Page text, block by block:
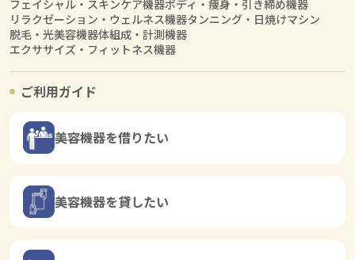
フェイシャル・スキンケア機器ボディ・痩身・引き締め機器
リラクゼーション・ウェルネス機器タンニング・日焼けマシン
脱毛・光美容機器体組成・計測機器
エクササイズ・フィットネス機器
ご利用ガイド
美容機器を借りたい
美容機器を貸したい